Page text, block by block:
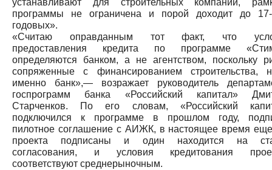
программы не ограничена и порой доходит до 17-
годовых».
«Считаю оправданным тот факт, что
предоставления кредита по программе
определяются банком, а не агентством, поскольку
сопряженные с финансированием строительства,
именно банк»,— возражает руководитель
госпрограмм банка «Российский капитал»
Старченков. По его словам, «Российский
подключился к программе в прошлом году,
пилотное соглашение с АИЖК, в настоящее время
проекта подписаны и один находится на
согласования, и условия кредитования
соответствуют среднерыночным.